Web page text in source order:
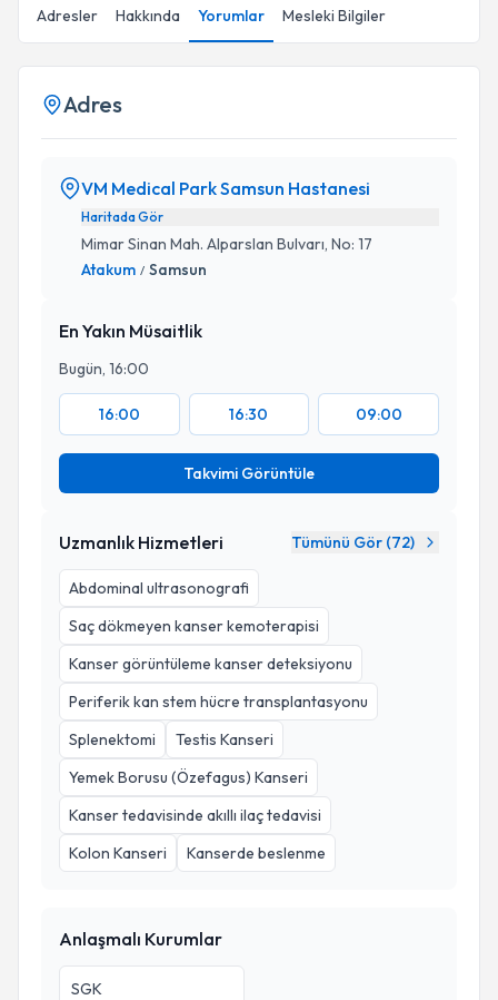
Adresler Hakkında Yorumlar Mesleki Bilgiler
Adres
VM Medical Park Samsun Hastanesi
Haritada Gör
Mimar Sinan Mah. Alparslan Bulvarı, No: 17
Atakum / Samsun
En Yakın Müsaitlik
Bugün, 16:00
16:00 16:30 09:00
Takvimi Görüntüle
Uzmanlık Hizmetleri Tümünü Gör (72)
Abdominal ultrasonografi
Saç dökmeyen kanser kemoterapisi
Kanser görüntüleme kanser deteksiyonu
Periferik kan stem hücre transplantasyonu
Splenektomi
Testis Kanseri
Yemek Borusu (Özefagus) Kanseri
Kanser tedavisinde akıllı ilaç tedavisi
Kolon Kanseri
Kanserde beslenme
Anlaşmalı Kurumlar
SGK